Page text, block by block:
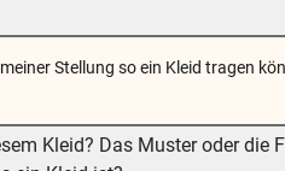
Stellung so ein Kleid tragen
Kleid? Das Muster oder